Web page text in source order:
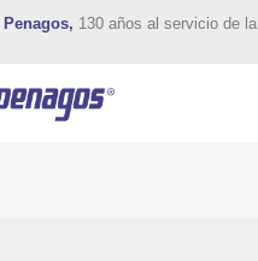
Penagos, 130 años al servicio de